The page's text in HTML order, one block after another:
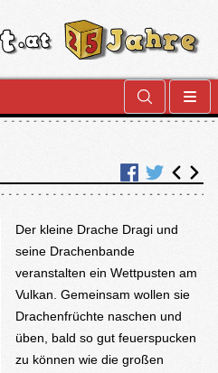
Der kleine Drache Dragi und
seine Drachenbande
veranstalten ein Wettpusten am
Vulkan. Gemeinsam wollen sie
Drachenfrüchte naschen und
üben, bald so gut feuerspucken
zu können wie die großen